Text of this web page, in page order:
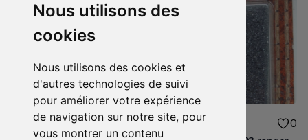
Nous utilisons des
cookies
Nous utilisons des cookies et
d'autres technologies de suivi
pour améliorer votre expérience
de navigation sur notre site, pour
vous montrer un contenu
15.00€ 0 12.00€ 0